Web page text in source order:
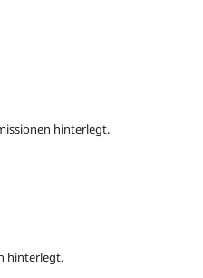
hinterlegt.
hinterlegt.